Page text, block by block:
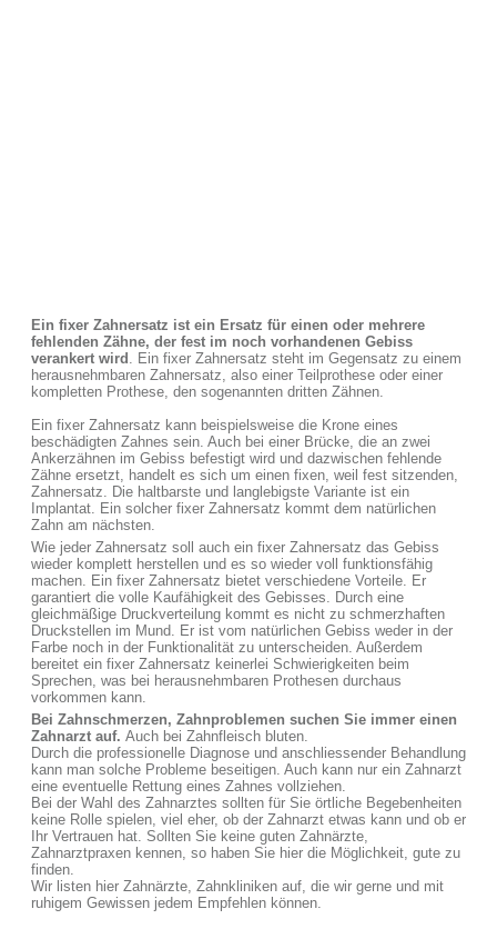
Ein fixer Zahnersatz ist ein Ersatz für einen oder mehrere
fehlenden Zähne, der fest im noch vorhandenen Gebiss
verankert wird . Ein fixer Zahnersatz steht im Gegensatz zu einem
herausnehmbaren Zahnersatz, also einer Teilprothese oder einer
kompletten Prothese, den sogenannten dritten Zähnen.
Ein fixer Zahnersatz kann beispielsweise die Krone eines
beschädigten Zahnes sein. Auch bei einer Brücke, die an zwei
Ankerzähnen im Gebiss befestigt wird und dazwischen fehlende
Zähne ersetzt, handelt es sich um einen fixen, weil fest sitzenden,
Zahnersatz. Die haltbarste und langlebigste Variante ist ein
Implantat. Ein solcher fixer Zahnersatz kommt dem natürlichen
Zahn am nächsten.
Wie jeder Zahnersatz soll auch ein fixer Zahnersatz das Gebiss
wieder komplett herstellen und es so wieder voll funktionsfähig
machen. Ein fixer Zahnersatz bietet verschiedene Vorteile. Er
garantiert die volle Kaufähigkeit des Gebisses. Durch eine
gleichmäßige Druckverteilung kommt es nicht zu schmerzhaften
Druckstellen im Mund. Er ist vom natürlichen Gebiss weder in der
Farbe noch in der Funktionalität zu unterscheiden. Außerdem
bereitet ein fixer Zahnersatz keinerlei Schwierigkeiten beim
Sprechen, was bei herausnehmbaren Prothesen durchaus
vorkommen kann.
Bei Zahnschmerzen, Zahnproblemen suchen Sie immer einen
Zahnarzt auf. Auch bei Zahnfleisch bluten.
Durch die professionelle Diagnose und anschliessender Behandlung
kann man solche Probleme beseitigen. Auch kann nur ein Zahnarzt
eine eventuelle Rettung eines Zahnes vollziehen.
Bei der Wahl des Zahnarztes sollten für Sie örtliche Begebenheiten
keine Rolle spielen, viel eher, ob der Zahnarzt etwas kann und ob er
Ihr Vertrauen hat. Sollten Sie keine guten Zahnärzte,
Zahnarztpraxen kennen, so haben Sie hier die Möglichkeit, gute zu
finden.
Wir listen hier Zahnärzte, Zahnkliniken auf, die wir gerne und mit
ruhigem Gewissen jedem Empfehlen können.